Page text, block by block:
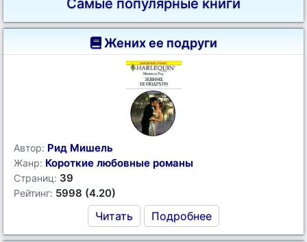
Самые популярные книги
Жених ее подруги
Автор: Рид Мишель
Жанр: Короткие любовные романы
Страниц: 39
Рейтинг: 5998 (4.20)
Читать Подробнее